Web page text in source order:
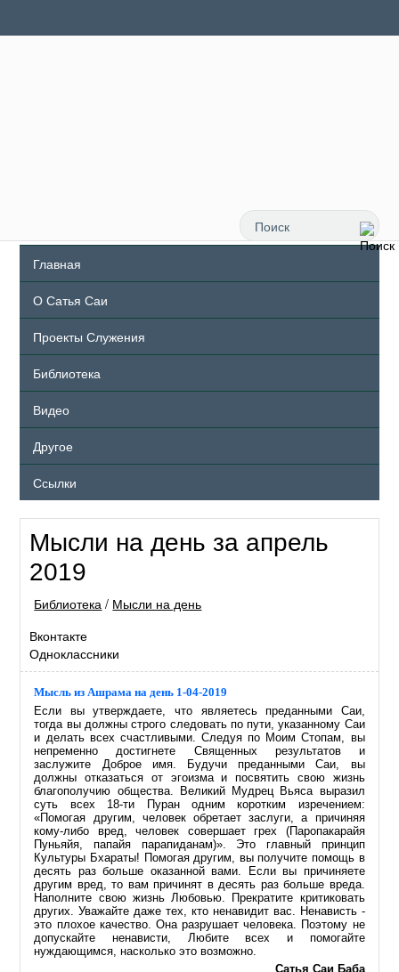
Главная
О Сатья Саи
Проекты Служения
Библиотека
Видео
Другое
Ссылки
Мысли на день за апрель
2019
Библиотека / Мысли на день
Вконтакте
Одноклассники
Мысль из Ашрама на день 1-04-2019
Если вы утверждаете, что являетесь преданными Саи,
тогда вы должны строго следовать по пути, указанному Саи
и делать всех счастливыми. Следуя по Моим Стопам, вы
непременно достигнете Священных результатов и
заслужите Доброе имя. Будучи преданными Саи, вы
должны отказаться от эгоизма и посвятить свою жизнь
благополучию общества. Великий Мудрец Вьяса выразил
суть всех 18-ти Пуран одним коротким изречением:
«Помогая другим, человек обретает заслуги, а причиняя
кому-либо вред, человек совершает грех (Паропакарайя
Пуньяйя, папайя парапиданам)». Это главный принцип
Культуры Бхараты! Помогая другим, вы получите помощь в
десять раз больше оказанной вами. Если вы причиняете
другим вред, то вам причинят в десять раз больше вреда.
Наполните свою жизнь Любовью. Прекратите критиковать
других. Уважайте даже тех, кто ненавидит вас. Ненависть -
это плохое качество. Она разрушает человека. Поэтому не
допускайте ненависти, Любите всех и помогайте
нуждающимся, насколько это возможно.
Сатья Саи Баба